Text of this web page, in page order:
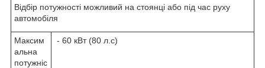
Відбір потужності можливий на стоянці або під час руху
автомобіля
Максим
альна
потужніс
- 60 кВт (80 л.с)